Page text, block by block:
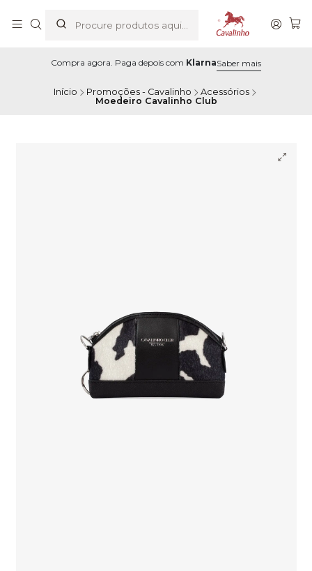
Compra agora. Paga depois com KlarnaSaber mais
Início Promoções - Cavalinho
Acessórios
Moedeiro Cavalinho Club